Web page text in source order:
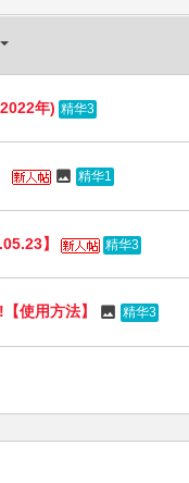
年) 精华3
精华1
】 精华3
使用方法】 精华3